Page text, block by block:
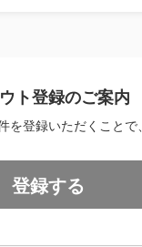
ト登録のご案内
登録いただくこと
登録する